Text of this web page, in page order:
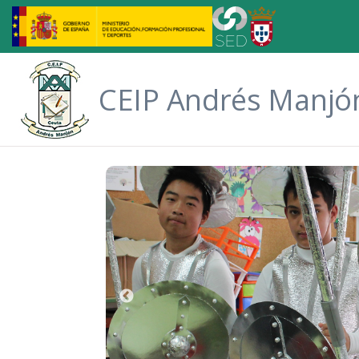
Skip to Main Content
CEIP Andrés